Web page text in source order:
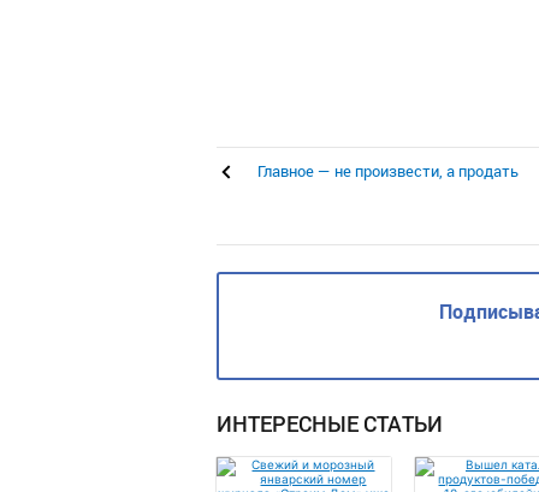
Главное — не произвести, а продать
ИНТЕРЕСНЫЕ СТАТЬИ